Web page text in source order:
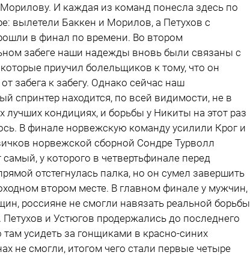
И каждая из команд понесла здесь по
вылетели Баккен и Морилов, а Петухов с
в финал по времени. Во втором
забеге наши надежды вновь были связаны с
приучил болельщиков к тому, что он
забега к забегу. Однако сейчас наш
спринтер находится, по всей видимости, не в
лучших кондициях, и борьбы у Никиты на этот раз
В финале норвежскую команду усилили Крог и
норвежской сборной Сондре Турволл
у которого в четвертьфинале перед
отстегнулась палка, но он сумел завершить
втором месте. В главном финале у мужчин,
россияне не смогли навязать реальной борьбы
и Устюгов продержались до последнего
там усидеть за гонщиками в красно-синих
не смогли, итогом чего стали первые четыре